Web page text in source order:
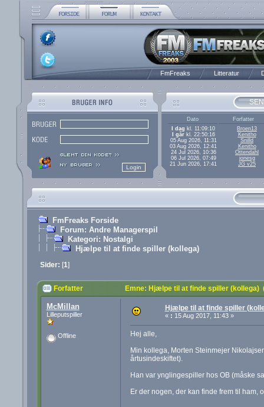
FmFreaks Litteratur
Dato
Forfatter
I dag kl. 11:09:10
Broen13
I gårkl. 22:50:16
Kenitho
05 Aug 2026, 11:31
Snilld
03 Aug 2026, 12:41
Kenitho
24 Jul 2026, 10:36
Ottendahl
06 Jul 2026, 07:49
jonesg
21 Jun 2026, 17:41
JG v25
FmFreaks Forside
Forum: Andre Managerspil
Kategori: Nostalgi
Hjælpe til at finde spiller (kollega)
Sider: [1]
Forfatter Emne: Hjælpe til at finde spiller (kollega)
McMillan
Lilleputspiller
Offline
Hjælpe til at finde spiller
« : 15 Aug 2017, 11:43 »
Hej alle,
Min kollega, Morten Steinmejer
årtusindeskiftet).
Han var ynglingespiller hos OB (måske
Er der nogen, der kan finde frem til ham,